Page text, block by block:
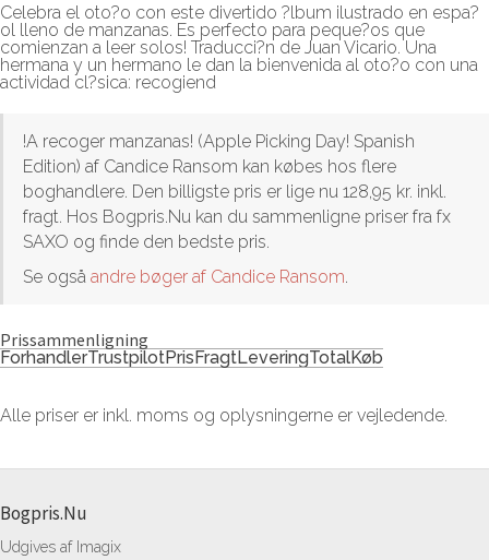
Celebra el oto?o con este divertido ?lbum ilustrado en espa?
ol lleno de manzanas. Es perfecto para peque?os que
comienzan a leer solos! Traducci?n de Juan Vicario. Una
hermana y un hermano le dan la bienvenida al oto?o con una
actividad cl?sica: recogiend
!A recoger manzanas! (Apple Picking Day! Spanish
Edition) af Candice Ransom kan købes hos flere
boghandlere. Den billigste pris er lige nu 128,95 kr. inkl.
fragt. Hos Bogpris.Nu kan du sammenligne priser fra fx
SAXO og finde den bedste pris.
Se også andre bøger af Candice Ransom.
Prissammenligning
ForhandlerTrustpilotPrisFragtLeveringTotalKøb
Alle priser er inkl. moms og oplysningerne er vejledende.
Bogpris.Nu
Udgives af Imagix